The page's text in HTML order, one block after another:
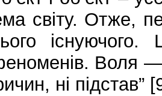
світу. Отже,
існуючого.
Воля
ні підстав”